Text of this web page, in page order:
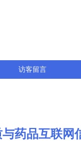
访客留言
药品互联网